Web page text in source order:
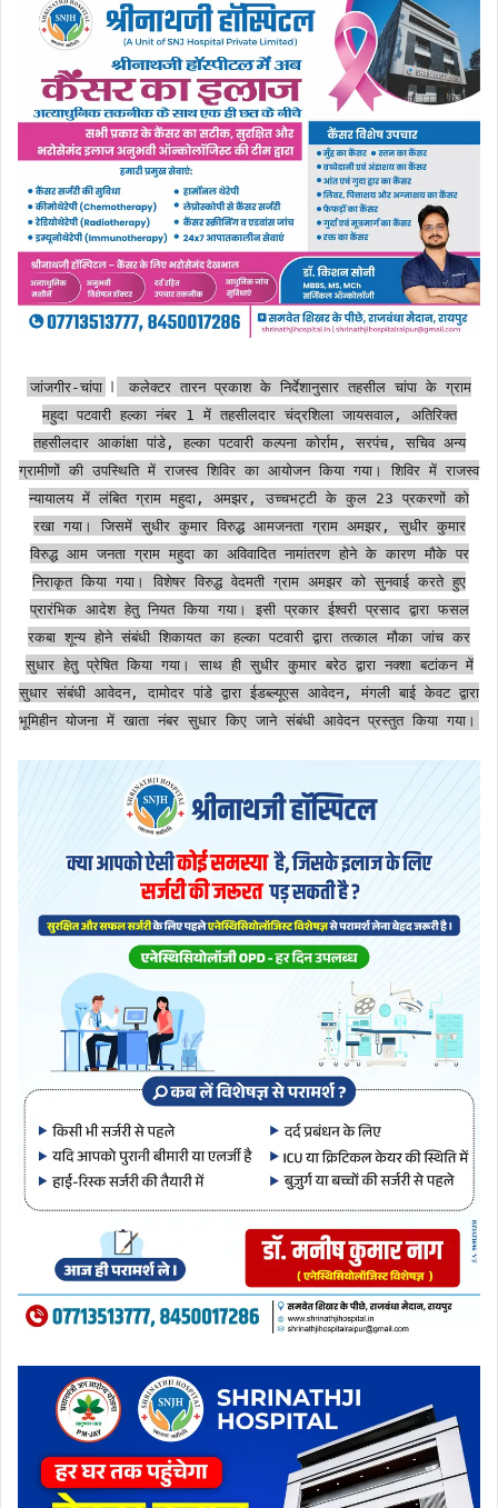
जांजगीर-चांपा ।
कलेक्टर तारन प्रकाश के निर्देशानुसार तहसील चांपा के ग्राम
महुदा पटवारी हल्का नंबर 1 में तहसीलदार चंद्रशिला जायसवाल, अतिरिक्त
तहसीलदार आकांक्षा पांडे, हल्का पटवारी कल्पना कोर्राम, सरपंच, सचिव अन्य
ग्रामीणों की उपस्थिति में राजस्व शिविर का आयोजन किया गया। शिविर में राजस्व
न्यायालय में लंबित ग्राम महुदा, अमझर, उच्चभट्टी के कुल 23 प्रकरणों को
रखा गया। जिसमें सुधीर कुमार विरुद्ध आमजनता ग्राम अमझर, सुधीर कुमार
विरुद्ध आम जनता ग्राम महुदा का अविवादित नामांतरण होने के कारण मौके पर
निराकृत किया गया। विशेषर विरुद्ध वेदमती ग्राम अमझर को सुनवाई करते हुए
प्रारंभिक आदेश हेतु नियत किया गया। इसी प्रकार ईश्वरी प्रसाद द्वारा फसल
रकबा शून्य होने संबंधी शिकायत का हल्का पटवारी द्वारा तत्काल मौका जांच कर
सुधार हेतु प्रेषित किया गया। साथ ही सुधीर कुमार बरेठ द्वारा नक्शा बटांकन में
सुधार संबंधी आवेदन, दामोदर पांडे द्वारा ईडब्ल्यूएस आवेदन, मंगली बाई केवट द्वारा
भूमिहीन योजना में खाता नंबर सुधार किए जाने संबंधी आवेदन प्रस्तुत किया गया।